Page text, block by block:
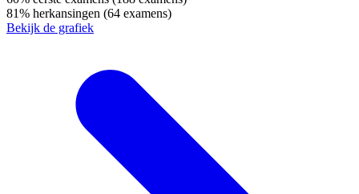
81% herkansingen (64 examens)
Bekijk de grafiek